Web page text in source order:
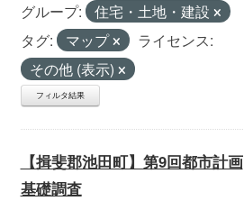
グループ:
住宅・土地・建設
タグ:
マップ
ライセンス:
その他 (表示)
フィルタ結果
【揖斐郡池田町】第9回都市計画
基礎調査